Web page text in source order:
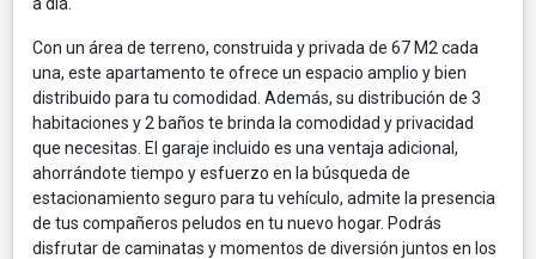
Con un área de terreno, construida y privada de 67 M2 cada
una, este apartamento te ofrece un espacio amplio y bien
distribuido para tu comodidad. Además, su distribución de 3
habitaciones y 2 baños te brinda la comodidad y privacidad
que necesitas. El garaje incluido es una ventaja adicional,
ahorrándote tiempo y esfuerzo en la búsqueda de
estacionamiento seguro para tu vehículo, admite la presencia
de tus compañeros peludos en tu nuevo hogar. Podrás
disfrutar de caminatas y momentos de diversión juntos en los